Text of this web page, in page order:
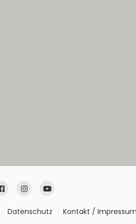
Datenschutz Kontakt /